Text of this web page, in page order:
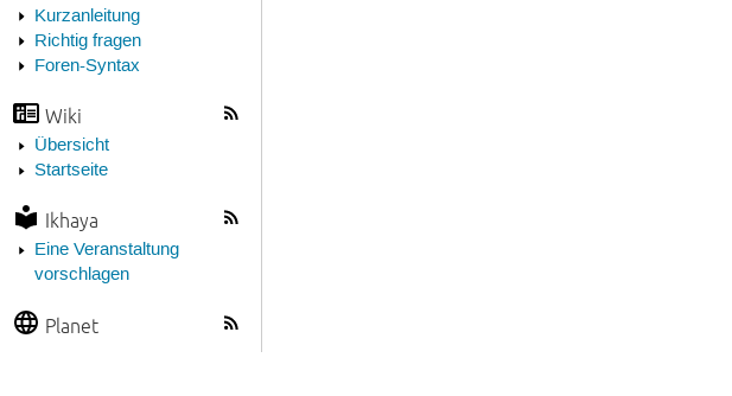
Kurzanleitung
Richtig fragen
Foren-Syntax
Wiki
Übersicht
Startseite
Ikhaya
Eine Veranstaltung
vorschlagen
Planet